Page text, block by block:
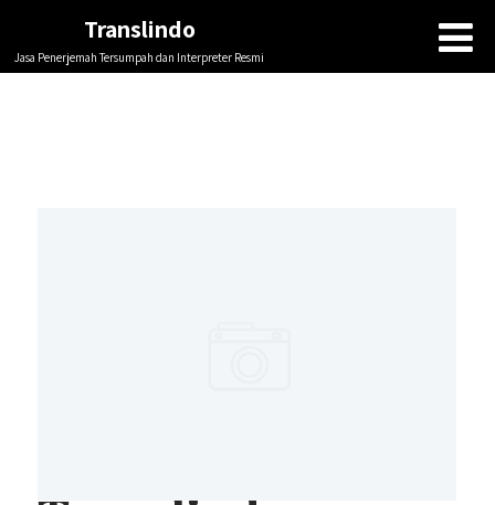
Translindo
Jasa Penerjemah Tersumpah dan Interpreter Resmi